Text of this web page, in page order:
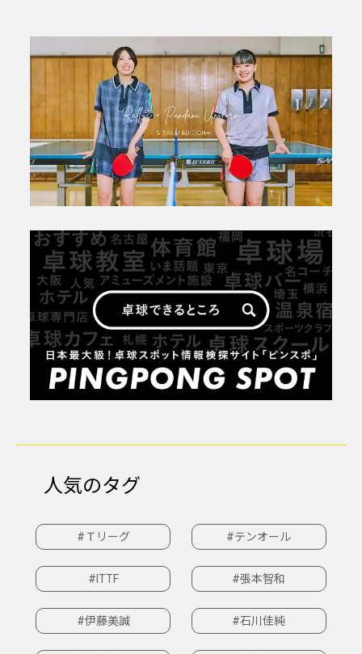
人気のタグ
#Ｔリーグ #テンオール
#ITTF #張本智和
#伊藤美誠 #石川佳純